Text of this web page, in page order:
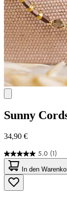
Sunny
34,90 €
5.0 (1)
5.0
von
5
Sternen.
1
In den